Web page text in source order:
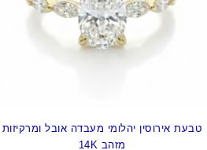
טבעת אירוסין יהלומי מעבדה אובל ומרקיזות
מזהב 14K